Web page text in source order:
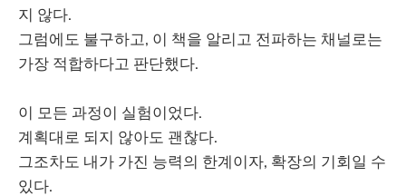
지 않다.
그럼에도 불구하고, 이 책을 알리고 전파하는 채널로는
가장 적합하다고 판단했다.
이 모든 과정이 실험이었다.
계획대로 되지 않아도 괜찮다.
그조차도 내가 가진 능력의 한계이자, 확장의 기회일 수
있다.